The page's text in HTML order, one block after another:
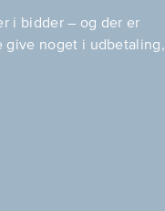
i bidder – og der er
give noget i udbetaling,